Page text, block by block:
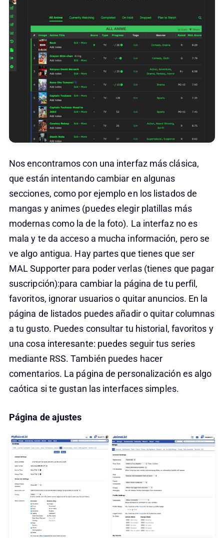
Nos encontramos con una interfaz más clásica,
que están intentando cambiar en algunas
secciones, como por ejemplo en los listados de
mangas y animes (puedes elegir platillas más
modernas como la de la foto). La interfaz no es
mala y te da acceso a mucha información, pero se
ve algo antigua. Hay partes que tienes que ser
MAL Supporter para poder verlas (tienes que pagar
suscripción):para cambiar la página de tu perfil,
favoritos, ignorar usuarios o quitar anuncios. En la
página de listados puedes añadir o quitar columnas
a tu gusto. Puedes consultar tu historial, favoritos y
una cosa interesante: puedes seguir tus series
mediante RSS. También puedes hacer
comentarios. La página de personalización es algo
caótica si te gustan las interfaces simples.
Página de ajustes